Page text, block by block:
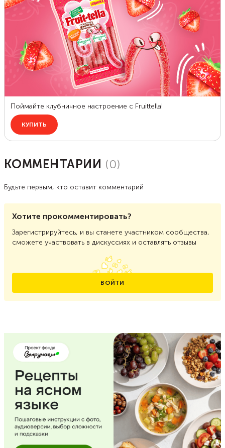
КОММЕНТАРИИ (0)
Будьте первым, кто оставит комментарий
Хотите прокомментировать?
Зарегистрируйтесь, и вы станете участником сообщества,
сможете участвовать в дискуссиях и оставлять отзывы
ВОЙТИ